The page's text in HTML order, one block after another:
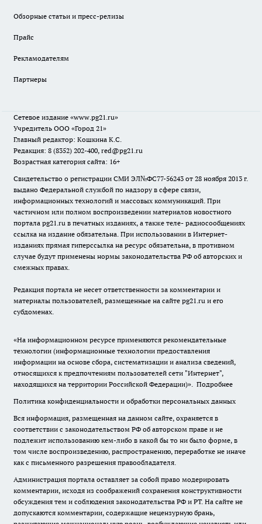
Обзорные статьи и пресс-релизы
Прайс
Рекламодателям
Партнеры
Сетевое издание «www.pg21.ru»
Учредитель ООО «Город 21»
Главный редактор: Кошкина К.С.
Редакция: 8 (8352) 202-400, red@pg21.ru
Возрастная категория сайта: 16+
Свидетельство о регистрации СМИ ЭЛ№ФС77-56243 от 28 ноября 2013 г.
выдано Федеральной службой по надзору в сфере связи,
информационных технологий и массовых коммуникаций. При
частичном или полном воспроизведении материалов новостного
портала pg21.ru в печатных изданиях, а также теле- радиосообщениях
ссылка на издание обязательна. При использовании в Интернет-
изданиях прямая гиперссылка на ресурс обязательна, в противном
случае будут применены нормы законодательства РФ об авторских и
смежных правах.
Редакция портала не несет ответственности за комментарии и
материалы пользователей, размещенные на сайте pg21.ru и его
субдоменах.
«На информационном ресурсе применяются рекомендательные
технологии (информационные технологии предоставления
информации на основе сбора, систематизации и анализа сведений,
относящихся к предпочтениям пользователей сети "Интернет",
находящихся на территории Российской Федерации)». Подробнее
Политика конфиденциальности и обработки персональных данных
Вся информация, размещенная на данном сайте, охраняется в
соответствии с законодательством РФ об авторском праве и не
подлежит использованию кем-либо в какой бы то ни было форме, в
том числе воспроизведению, распространению, переработке не иначе
как с письменного разрешения правообладателя.
Администрация портала оставляет за собой право модерировать
комментарии, исходя из соображений сохранения конструктивности
обсуждения тем и соблюдения законодательства РФ и РТ. На сайте не
допускаются комментарии, содержащие нецензурную брань,